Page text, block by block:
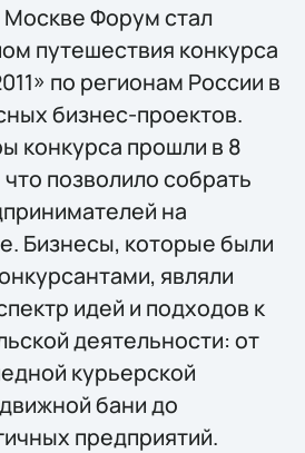
Форум стал
путешествия конкурса
по регионам России в
бизнес-проектов.
конкурса прошли в 8
позволило собрать
на
Бизнесы, которые были
являли
идей и подходов к
деятельности: от
курьерской
бани до
предприятий.